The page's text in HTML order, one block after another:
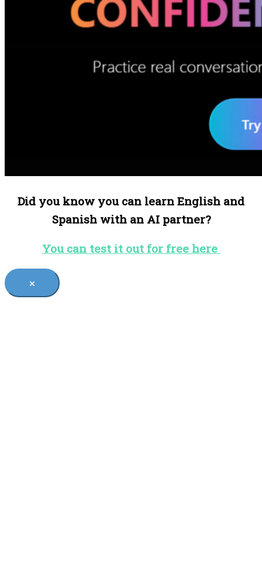
Did you know you can learn English and
Spanish with an AI partner?
You can test it out for free here
×